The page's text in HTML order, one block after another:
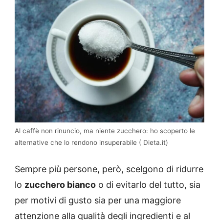
Al caffè non rinuncio, ma niente zucchero: ho scoperto le
alternative che lo rendono insuperabile ( Dieta.it)
Sempre più persone, però, scelgono di ridurre
lo zucchero bianco o di evitarlo del tutto, sia
per motivi di gusto sia per una maggiore
attenzione alla qualità degli ingredienti e al